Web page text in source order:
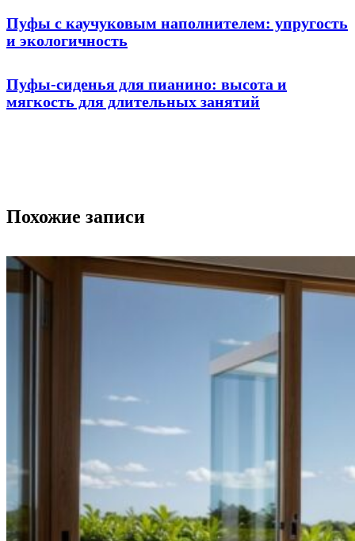
Пуфы с каучуковым наполнителем: упругость
и экологичность
Пуфы-сиденья для пианино: высота и
мягкость для длительных занятий
Похожие записи